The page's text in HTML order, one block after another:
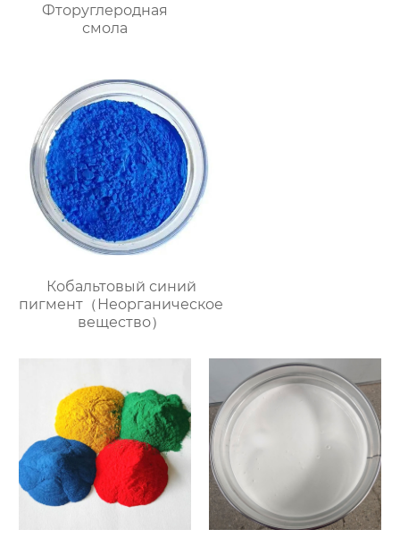
Фторуглеродная
смола
Кобальтовый синий
пигмент（Неорганическое
вещество）